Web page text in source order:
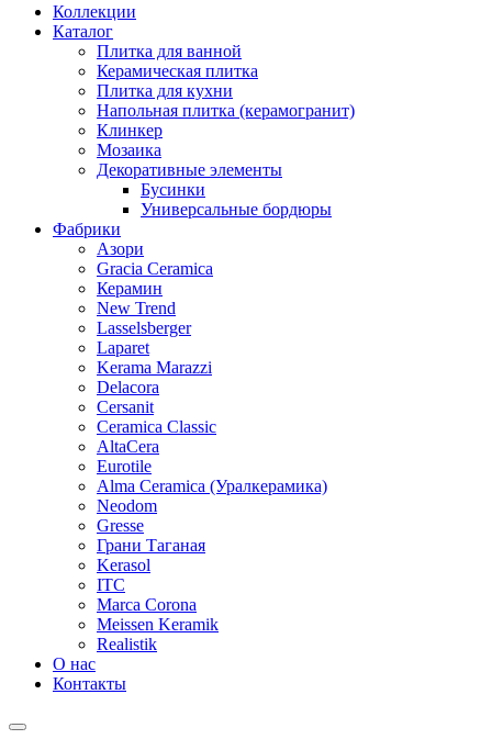
Коллекции
Каталог
Плитка для ванной
Керамическая плитка
Плитка для кухни
Напольная плитка (керамогранит)
Клинкер
Мозаика
Декоративные элементы
Бусинки
Универсальные бордюры
Фабрики
Азори
Gracia Ceramica
Керамин
New Trend
Lasselsberger
Laparet
Kerama Marazzi
Delacora
Cersanit
Ceramica Classic
AltaCera
Eurotile
Alma Ceramica (Уралкерамика)
Neodom
Gresse
Грани Таганая
Kerasol
ITC
Marca Corona
Meissen Keramik
Realistik
О нас
Контакты